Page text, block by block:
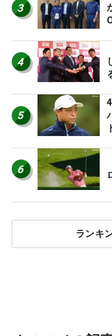
3
4
5
6
ランキ